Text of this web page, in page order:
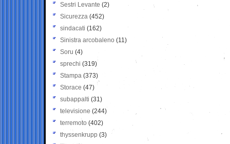
Sestri Levante (2)
Sicurezza (452)
sindacati (162)
Sinistra arcobaleno (11)
Soru (4)
sprechi (319)
Stampa (373)
Storace (47)
subappalti (31)
televisione(244)
terremoto (402)
thyssenkrupp (3)